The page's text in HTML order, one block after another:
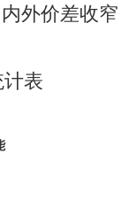
外价差收
表